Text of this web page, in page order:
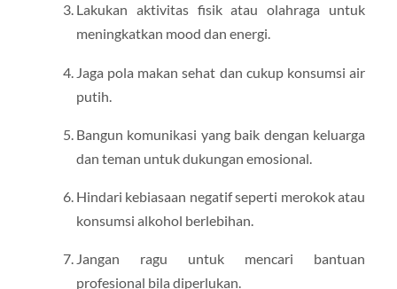
Lakukan aktivitas fisik atau olahraga untuk
meningkatkan mood dan energi.
Jaga pola makan sehat dan cukup konsumsi air
putih.
Bangun komunikasi yang baik dengan keluarga
dan teman untuk dukungan emosional.
Hindari kebiasaan negatif seperti merokok atau
konsumsi alkohol berlebihan.
Jangan ragu untuk mencari bantuan
profesional bila diperlukan.